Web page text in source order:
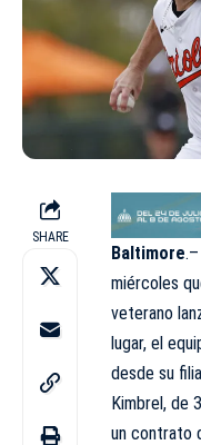
SHARE
Baltimore
miércoles
veterano
lugar, el
desde su
Kimbrel, de
un contrato